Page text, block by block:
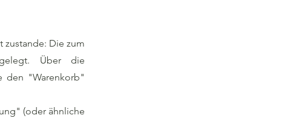
zustande: Die zum
Über die
den "Warenkorb"
(oder ähnliche